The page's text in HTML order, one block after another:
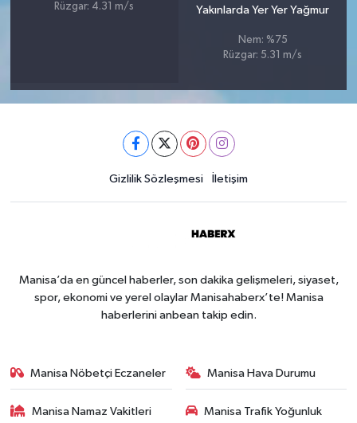
Rüzgar: 4.31 m/s
Yakınlarda Yer Yer Yağmur
Nem: %75
Rüzgar: 5.31 m/s
Gizlilik Sözleşmesi İletişim
Manisa’da en güncel haberler, son dakika gelişmeleri, siyaset,
spor, ekonomi ve yerel olaylar Manisahaberx’te! Manisa
haberlerini anbean takip edin.
Manisa Nöbetçi Eczaneler Manisa Hava Durumu
Manisa Namaz Vakitleri Manisa Trafik Yoğunluk